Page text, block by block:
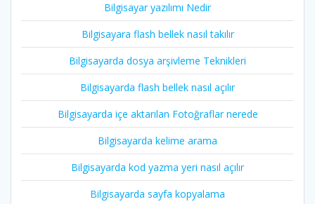
Bilgisayar yazılımı Nedir
Bilgisayara flash bellek nasıl takılır
Bilgisayarda dosya arşivleme Teknikleri
Bilgisayarda flash bellek nasıl açılır
Bilgisayarda içe aktarılan Fotoğraflar nerede
Bilgisayarda kelime arama
Bilgisayarda kod yazma yeri nasıl açılır
Bilgisayarda sayfa kopyalama